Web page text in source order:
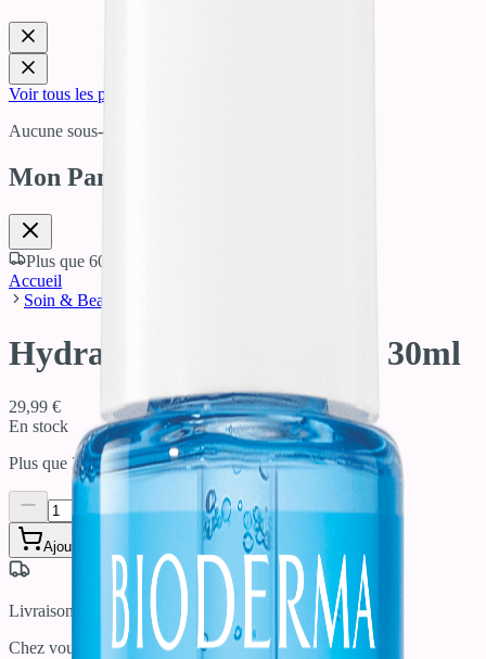
Voir tous les produits
Aucune sous-catégorie
Mon Panier
Plus que 60,00 €
Accueil
Soin & Beauté
Hydrabio Hyalu+ Sérum 30ml
29,99 €
En stock
Plus que 21en stock !
Ajouter au panier
Livraison Rapide
Chez vous / En point relais / Click & Collect